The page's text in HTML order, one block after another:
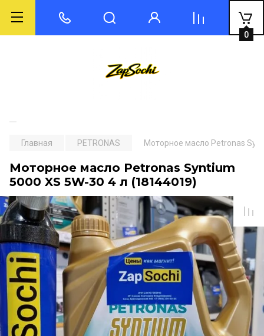
0
Главная PETRONAS Моторное масло Petronas
Моторное масло Petronas Syntium
5000 XS 5W-30 4 л (18144019)